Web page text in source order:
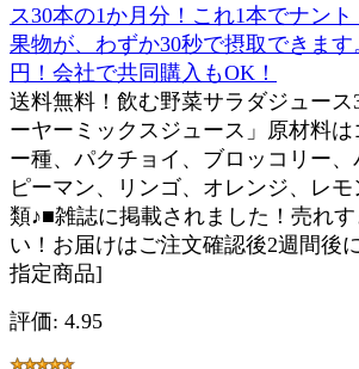
ス30本の1か月分！これ1本でナント
果物が、わずか30秒で摂取できます
円！会社で共同購入もOK！
送料無料！飲む野菜サラダジュース
ーヤーミックスジュース」原材料
ー種、パクチョイ、ブロッコリー、
ピーマン、リンゴ、オレンジ、レ
類♪■雑誌に掲載されました！売れ
い！お届けはご注文確認後2週間後
指定商品]
評価: 4.95